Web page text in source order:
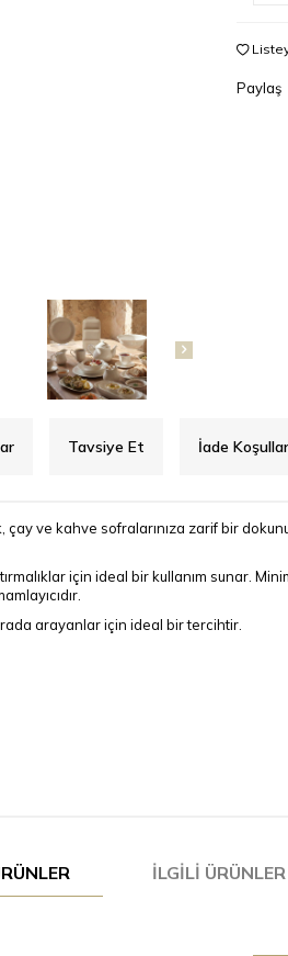
Paylaş
Tavsiye Et İade
çay ve kahve sofralarınıza zarif bir
için ideal bir kullanım sunar.
arayanlar için ideal bir tercihtir.
İLGILI ÜRÜNLER